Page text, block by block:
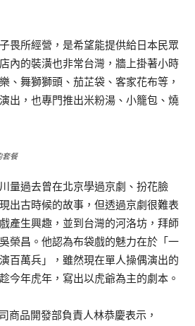
畏所經營，是希望能提供給日本民眾
內的裝潢也非常台灣，牆上掛著小時
、舞獅獅頭、茄芷袋、客家花布等，
出，也專門推出米粉湯、小籠包、燒
套餐
量過去曾在北京學過京劇、扮花臉
出古時候的故事，但透過京劇很難表
產生興趣，並到台灣的河洛坊，拜師
榮昌。他認為布袋戲的魅力在於「一
百萬兵」，雖然現在單人操偶演出的
今年虎年，寫出以虎爺為主的劇本。
商品開發部負責人林恭慶表示，